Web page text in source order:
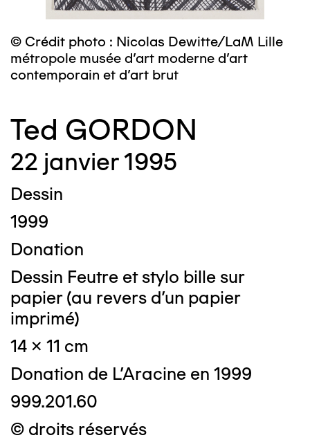
© Crédit photo : Nicolas Dewitte/LaM Lille
métropole musée d’art moderne d’art
contemporain et d’art brut
Ted GORDON
22 janvier 1995
Dessin
1999
Donation
Dessin Feutre et stylo bille sur
papier (au revers d'un papier
imprimé)
14 x 11 cm
Donation de L'Aracine en 1999
999.201.60
© droits réservés